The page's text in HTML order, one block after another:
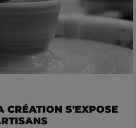
CRÉATION S'EXPOSE